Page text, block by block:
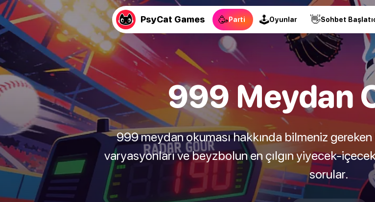
PsyCat Games 🥳Parti 🕹Oyunlar 👋Sohbet
999 Meydan
999 meydan okuması hakkında bilmeniz
varyasyonları ve beyzbolun en çılgın yiyecek-
sorular.